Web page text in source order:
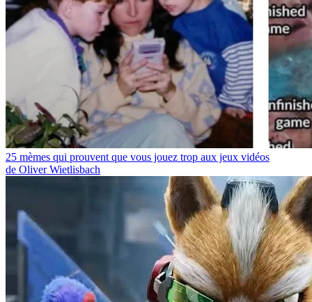
25 mèmes qui prouvent que vous jouez trop aux jeux vidéos
de Oliver Wietlisbach